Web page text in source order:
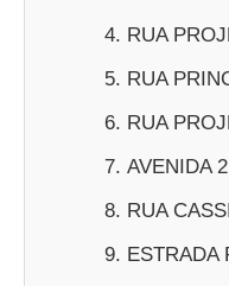
RUA
RUA
RUA
AVENIDA 2
RUA
ESTRADA